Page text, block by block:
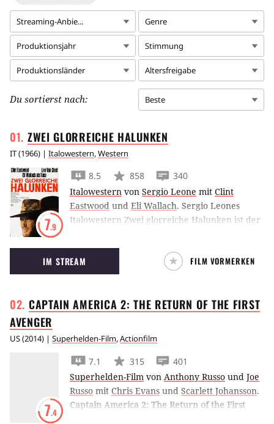
Streaming-Anbie... Genre
Produktionsjahr Stimmung
Produktionsländer Altersfreigabe
Du sortierst nach: Beste
ZWEI GLORREICHE HALUNKEN
IT(1966) | Italowestern,Western
7.9
8.5 858
340
Italowestern von Sergio Leone mit Clint
Eastwood und Eli Wallach. Sergio Leones
Italowestern Zwei glorreiche Halunken ist der
Clint Eastwood, Lee Van Cleef und Eli Wallach
spielen die Hauptrollen als "the Good", "the
Bad" und "the Ugly".
IM STREAM FILM VORMERKEN
CAPTAIN AMERICA 2: THE RETURN OF THE FIRST
AVENGER
US(2014) | Superhelden-Film,Actionfilm
7.4
7.1 315
401
Superhelden-Film von Anthony Russo und Joe
Russo mit Chris Evans und Scarlett Johansson.
Captain America 2: The Return of the First